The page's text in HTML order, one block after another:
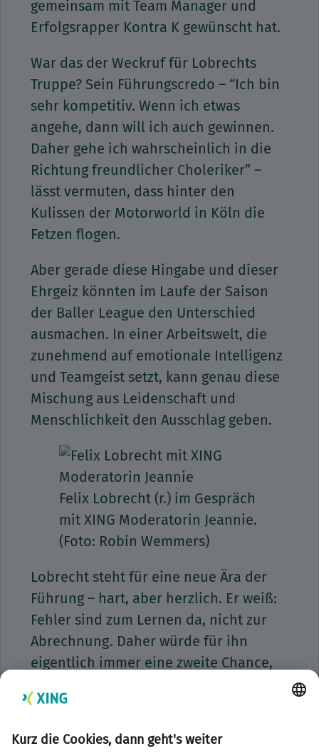
gemeinsam mit Team Manager und
Erfolgsrapper Kontra K gewünscht hat.
War das der Weckruf für Lobrechts
Truppe? Sein Führungscredo – “Ich bin
sehr kompetitiv. Wenn ich etwas
angehe, dann will ich auch gewinnen.
Daher gehe ich wahrscheinlich in die
Richtung freundlicher Choleriker” –
lässt vermuten, dass hinter den
Kulissen der Motorworld in Köln die
Fetzen flogen.
Aber gerade diese Hingabe und dieser
Ehrgeiz könnten im Laufe der Saison
der Baller League den Unterschied
ausmachen. In einer Arbeitswelt, die
zunehmend auf emotionale Intelligenz
und Teamgeist setzt, kann genau diese
Mischung aus Leidenschaft und
Menschlichkeit den Ausschlag geben.
Felix Lobrecht (r.) im Gespräch
mit XING Moderatorin Jeannie.
(Foto: Robin Wemmers)
Lobrecht steht für eine neue Ära der
Führung – hart, aber herzlich. Er weiß:
Fehler sind zum Lernen da, nicht zur
Abrechnung. Daher würde für ihn
eigentlich immer eine zweite Chance,
aber auch aufs Vergehen an”, gibt
Haltung ist Gold wert – sie fördert